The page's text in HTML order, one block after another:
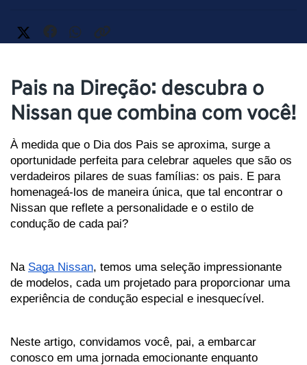
Pais na Direção: descubra o
Nissan que combina com você!
À medida que o Dia dos Pais se aproxima, surge a
oportunidade perfeita para celebrar aqueles que são os
verdadeiros pilares de suas famílias: os pais. E para
homenageá-los de maneira única, que tal encontrar o
Nissan que reflete a personalidade e o estilo de
condução de cada pai?
Na Saga Nissan, temos uma seleção impressionante
de modelos, cada um projetado para proporcionar uma
experiência de condução especial e inesquecível.
Neste artigo, convidamos você, pai, a embarcar
conosco em uma jornada emocionante enquanto